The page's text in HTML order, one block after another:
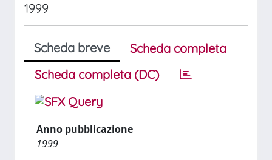
1999
Scheda breve
Scheda completa
Scheda completa (DC)
Anno pubblicazione
1999